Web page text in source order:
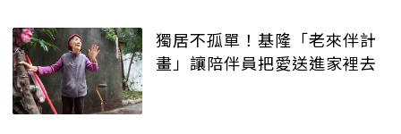
獨居不孤單！基隆「老來伴計
畫」讓陪伴員把愛送進家裡去